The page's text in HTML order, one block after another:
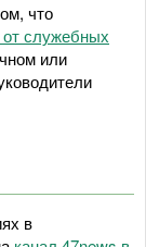
что
от служебных
или
в